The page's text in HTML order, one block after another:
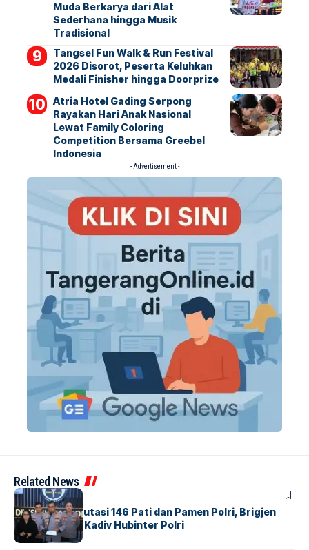
Muda Berkarya dari Alat
Sederhana hingga Musik
Tradisional
Tangsel Fun Walk & Run Festival
2026 Disorot, Peserta Keluhkan
Medali Finisher hingga Doorprize
Atria Hotel Gading Serpong
Rayakan Hari Anak Nasional
Lewat Family Coloring
Competition Bersama Greebel
Indonesia
- Advertisement -
Related News
BERITA
Mabes Polri Mutasi 146 Pati dan Pamen Polri, Brigjen
Untung Jabat Kadiv Hubinter Polri